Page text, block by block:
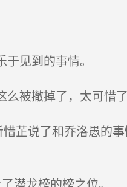
见到的事情。
被撤掉了，太可惜了
芷说了和乔洛愚的